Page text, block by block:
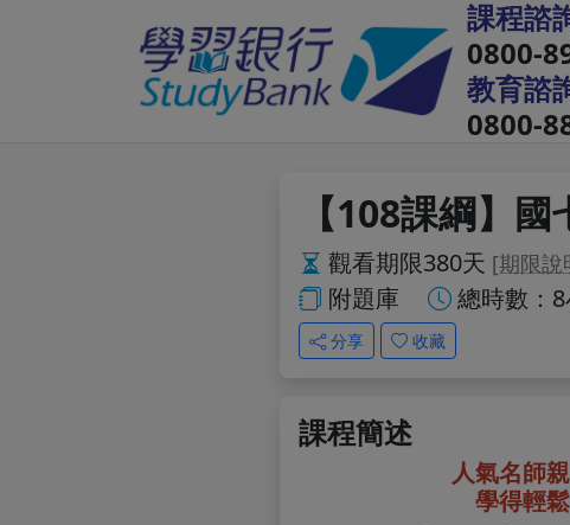
課程諮
0800-
教育諮
0800-
【108課綱】
觀看期限380天 [期限說
附題庫 總時數：
分享 收藏
課程簡述
人氣名師
學得輕